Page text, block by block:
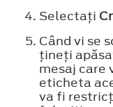
Selectaţi
Când vi se
ţineţi
mesaj care
eticheta
va fi